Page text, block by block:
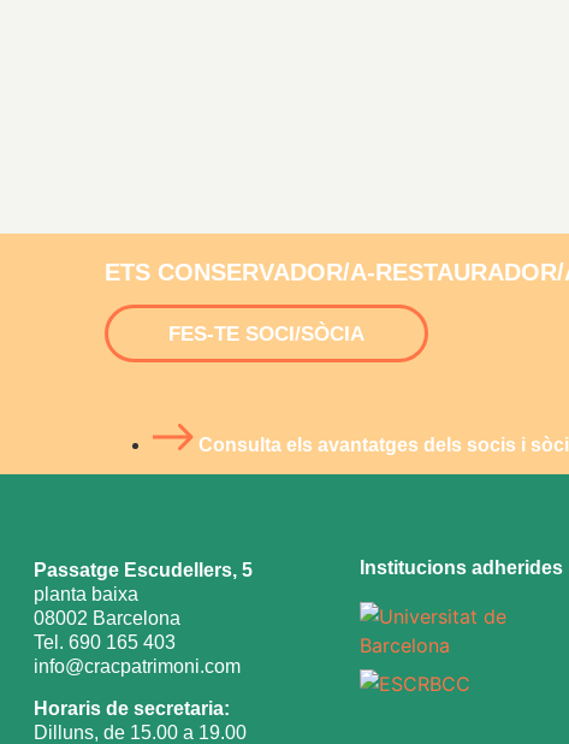
ETS CONSERVADOR/A-
FES-TE SOCI/SÒCIA
Consulta els avantatges dels socis i
Passatge Escudellers, 5
planta baixa
08002 Barcelona
Tel. 690 165 403
info@cracpatrimoni.com
Horaris de secretaria:
Dilluns, de 15.00 a 19.00
Institucions adherides